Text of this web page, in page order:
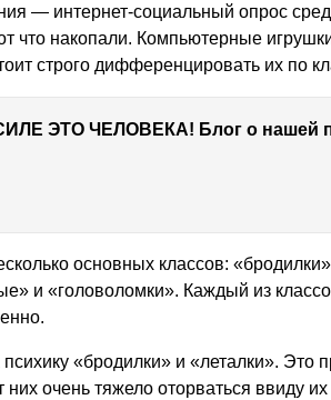
— интернет-социальный опрос
что накопали. Компьютерные
строго дифференцировать их по
основных классов:
и «головоломки». Каждый из
«бродилки» и «леталки». Это
очень тяжело оторваться ввиду